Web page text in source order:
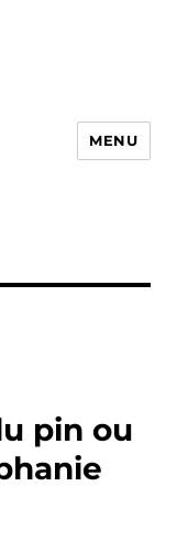
MENU
pin ou